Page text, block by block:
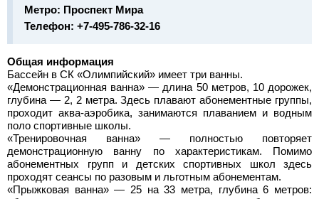
Метро: Проспект Мира
Телефон: +7-495-786-32-16
Общая информация
Бассейн в СК «Олимпийский» имеет три ванны.
«Демонстрационная ванна» — длина 50 метров, 10 дорожек,
глубина — 2, 2 метра. Здесь плавают абонементные группы,
проходит аква-аэробика, занимаются плаванием и водным
поло спортивные школы.
«Тренировочная ванна» — полностью повторяет
демонстрационную ванну по характеристикам. Помимо
абонементных групп и детских спортивных школ здесь
проходят сеансы по разовым и льготным абонементам.
«Прыжковая ванна» — 25 на 33 метра, глубина 6 метров: